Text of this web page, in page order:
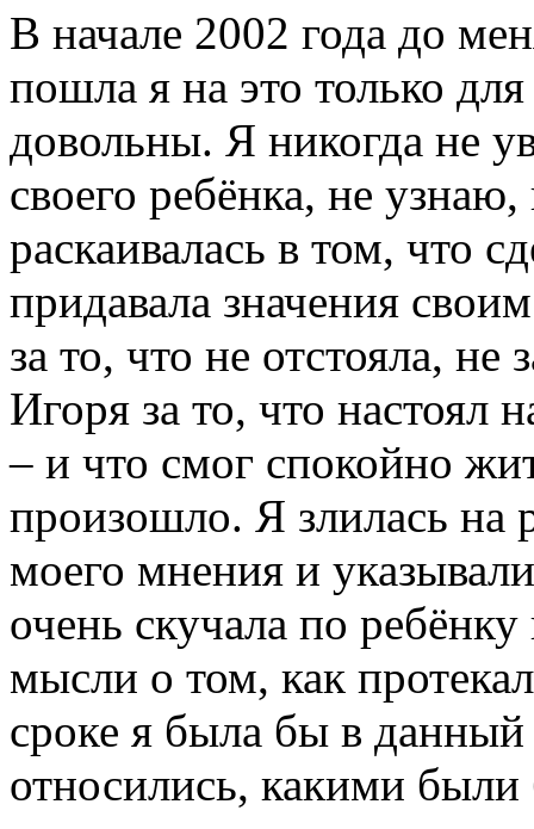
В начале 2002 года до
пошла я на это только
довольны. Я никогда не
своего ребёнка, не
раскаивалась в том, что
придавала значения
за то, что не отстояла, не
Игоря за то, что настоял
– и что смог спокойно
произошло. Я злилась на
моего мнения и
очень скучала по
мысли о том, как
сроке я была бы в
относились, какими